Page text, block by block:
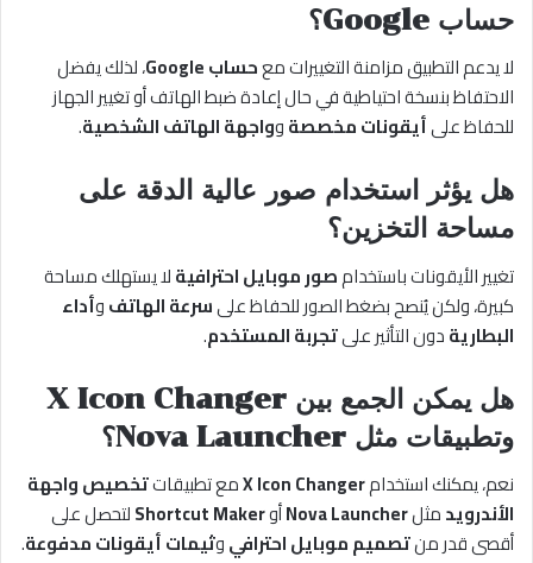
حساب Google؟
لا يدعم التطبيق مزامنة التغييرات معحساب Google
، لذلك يفضل
الاحتفاظ بنسخة احتياطية في حال إعادة ضبط الهاتف أو تغيير الجهاز
للحفاظ علىأيقونات مخصصةوواجهة الهاتف الشخصية.
هل يؤثر استخدام صور عالية الدقة على
مساحة التخزين؟
تغيير الأيقونات باستخدامصور موبايل احترافيةلا يستهلك مساحة
كبيرة، ولكن يُنصح بضغط الصور للحفاظ علىسرعة الهاتفوأداء
البطاريةدون التأثير علىتجربة المستخدم.
هل يمكن الجمع بين X Icon Changer
وتطبيقات مثل Nova Launcher؟
نعم، يمكنك استخدامX Icon Changerمع تطبيقاتتخصيص واجهة
الأندرويدمثلNova LauncherأوShortcut Makerلتحصل على
أقصى قدر منتصميم موبايل احترافيوثيمات أيقونات مدفوعة.